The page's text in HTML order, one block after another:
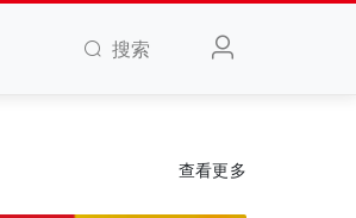
搜索
查看更多